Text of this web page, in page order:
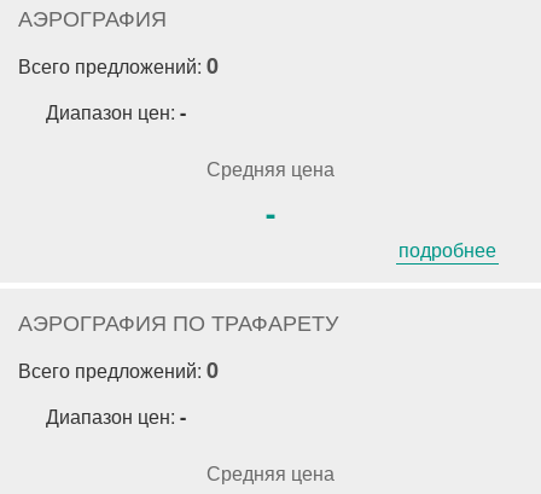
АЭРОГРАФИЯ
Всего предложений: 0
Диапазон цен: -
Средняя цена
-
подробнее
АЭРОГРАФИЯ ПО ТРАФАРЕТУ
Всего предложений: 0
Диапазон цен: -
Средняя цена